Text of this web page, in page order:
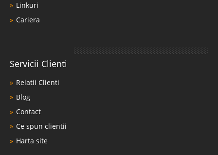
Linkuri
Cariera
Servicii Clienti
Relatii Clienti
Blog
Contact
Ce spun clientii
Harta site